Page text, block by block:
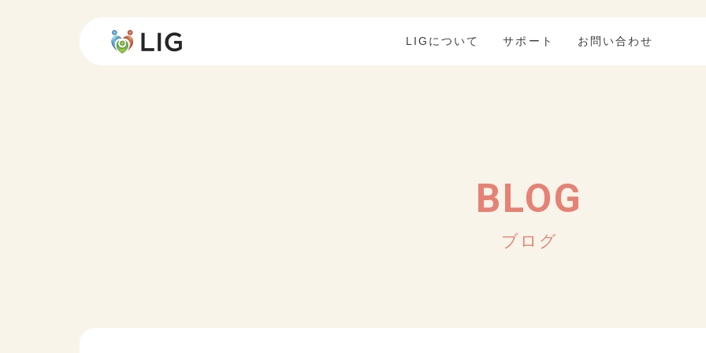
LIGについて サポート お問い合わせ
BLOG
ブログ